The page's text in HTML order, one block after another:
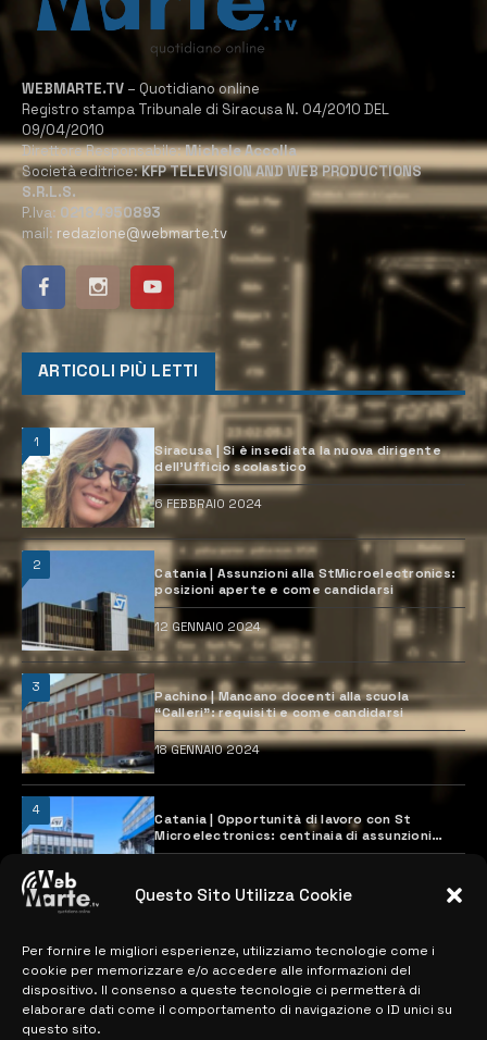
Questo Sito Utilizza Cookie
Per fornire le migliori esperienze, utilizziamo tecnologie come i
cookie per memorizzare e/o accedere alle informazioni del
dispositivo. Il consenso a queste tecnologie ci permetterà di
elaborare dati come il comportamento di navigazione o ID unici su
questo sito.
WEBMARTE.TV – Quotidiano online
Registro stampa Tribunale di Siracusa N. 04/2010 DEL
09/04/2010
Direttore Responsabile:Michele Accolla
Società editrice:KFP TELEVISION AND WEB PRODUCTIONS
S.R.L.S.
P.Iva: 02184950893
mail: redazione@webmarte.tv
ARTICOLI PIÙ LETTI
1
Siracusa | Si è insediata la nuova dirigente
dell’Ufficio scolastico
6 FEBBRAIO 2024
2
Catania | Assunzioni alla StMicroelectronics:
posizioni aperte e come candidarsi
12 GENNAIO 2024
3
Pachino | Mancano docenti alla scuola
“Calleri”: requisiti e come candidarsi
18 GENNAIO 2024
4
Catania | Opportunità di lavoro con St
Microelectronics: centinaia di assunzioni
previste
MAPPA DEL SITO
> NOTIZIE